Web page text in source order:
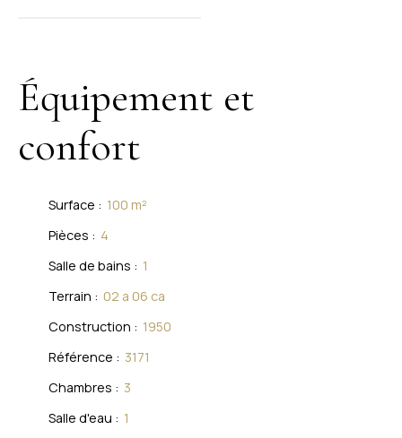
Équipement et
confort
Surface : 100 m²
Pièces : 4
Salle de bains : 1
Terrain : 02 a 06 ca
Construction : 1950
Référence : 3171
Chambres : 3
Salle d'eau : 1